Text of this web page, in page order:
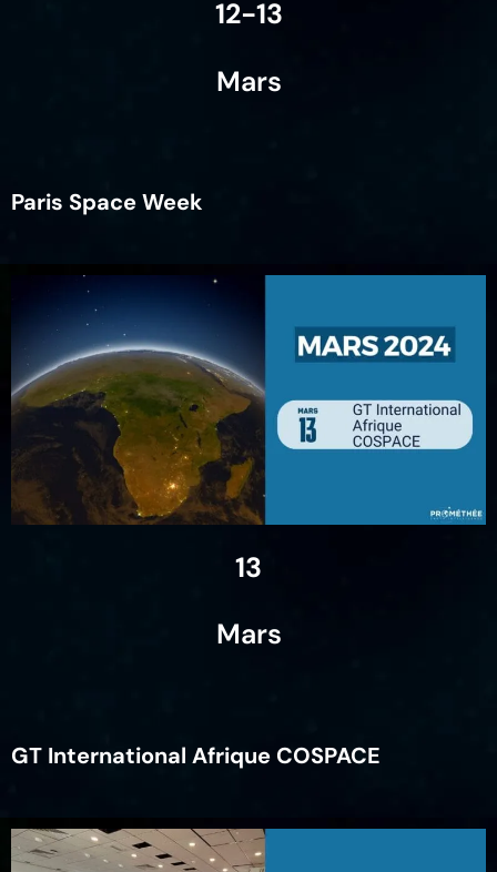
12-13
Mars
Paris Space Week
13
Mars
GT International Afrique COSPACE